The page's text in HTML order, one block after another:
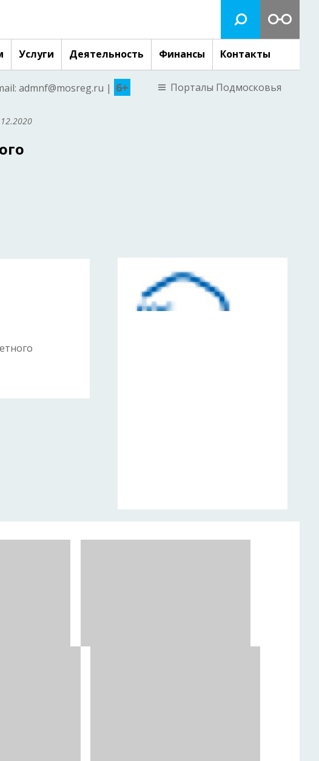
Услуги Деятельность Финансы Контакты
admnf@mosreg.ru | 6+ Порталы Подмосковья